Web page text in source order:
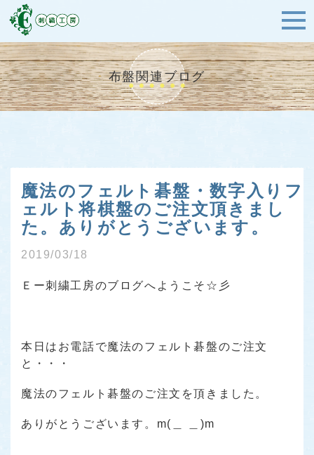
布盤関連ブログ
魔法のフェルト碁盤・数字入りフ
ェルト将棋盤のご注文頂きまし
た。ありがとうございます。
2019/03/18
Ｅー刺繍工房のブログへようこそ☆彡
本日はお電話で魔法のフェルト碁盤のご注文
と・・・
魔法のフェルト碁盤のご注文を頂きました。
ありがとうございます。m(＿ ＿)m